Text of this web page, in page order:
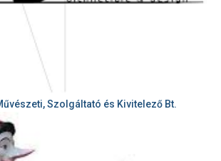
Szolgáltató és Kivitelező Bt.